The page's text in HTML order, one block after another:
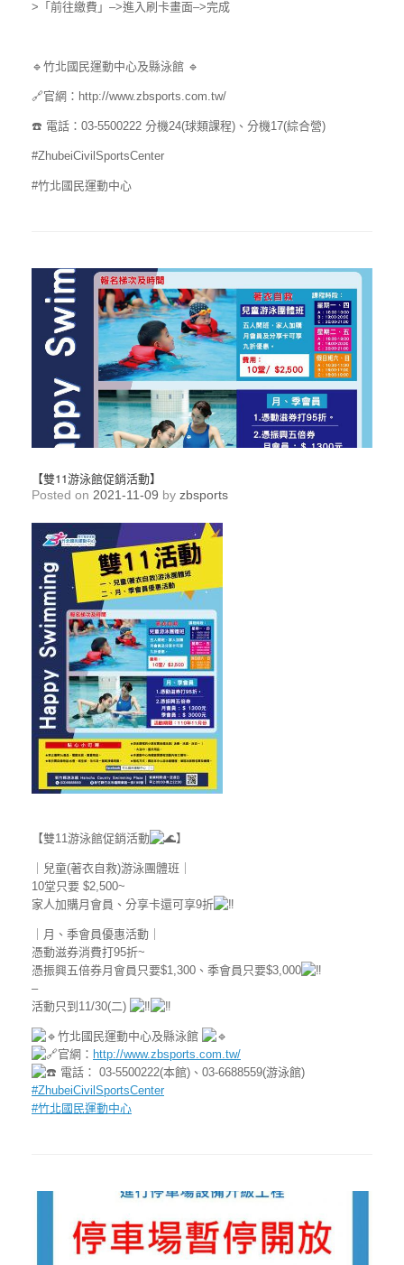
>「前往繳費」–>進入刷卡畫面–>完成
🔹竹北國民運動中心及縣泳館 🔹
🔗官網：http://www.zbsports.com.tw/
☎️ 電話：03-5500222 分機24(球類課程)、分機17(綜合營)
#ZhubeiCivilSportsCenter
#竹北國民運動中心
【雙11游泳館促銷活動】
Posted on 2021-11-09 by zbsports
【雙11游泳館促銷活動 】
｜兒童(著衣自救)游泳團體班｜
10堂只要 $2,500~
家人加購月會員、分享卡還可享9折
｜月、季會員優惠活動｜
憑動滋券消費打95折~
憑振興五倍券月會員只要$1,300、季會員只要$3,000
–
活動只到11/30(二)
竹北國民運動中心及縣泳館
官網： http://www.zbsports.com.tw/
電話： 03-5500222(本館)、03-6688559(游泳館)
#ZhubeiCivilSportsCenter
#竹北國民運動中心